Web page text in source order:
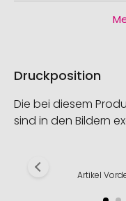
Druckposition
Die bei diesem
sind in den Bildern
Artikel